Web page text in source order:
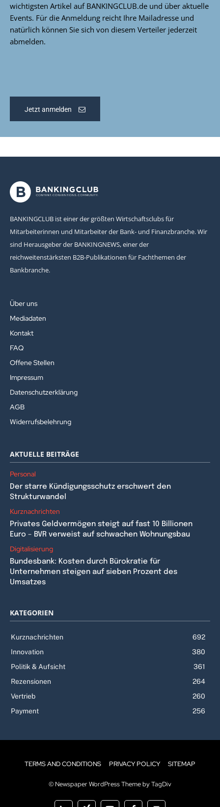
wichtigsten Artikel auf BANKINGCLUB.de und über aktuelle
Events. Für die Anmeldung reicht Ihre Mailadresse und
natürlich können Sie sich von diesem Verteiler jederzeit
abmelden.
Jetzt anmelden
BANKINGCLUB ist einer der größten Wirtschaftsclubs für
Mitarbeiterinnen und Mitarbeiter der Bank- und Finanzbranche. Wir
sind Herausgeber der BANKINGNEWS, einer der
reichweitenstärksten B2B-Publikationen für Fachthemen der
Bankbranche.
Über uns
Mediadaten
Kontakt
FAQ
Offene Stellen
Impressum
Datenschutzerklärung
AGB
Widerrufsbelehrung
AKTUELLE BEITRÄGE
Personal
Der starre Kündigungsschutz erschwert den
Strukturwandel
Kurznachrichten
Privates Geldvermögen steigt auf fast 10 Billionen
Euro – BVR verweist auf schwachen Wohnungsbau
Digitalisierung
Bundesbank: Kosten durch Bürokratie für
Unternehmen steigen auf sieben Prozent des
Umsatzes
KATEGORIEN
Kurznachrichten
692
Innovation
380
Politik & Aufsicht
361
Rezensionen
264
Vertrieb
260
Payment
256
TERMS AND CONDITIONS PRIVACY POLICY SITEMAP
© Newspaper WordPress Theme by TagDiv